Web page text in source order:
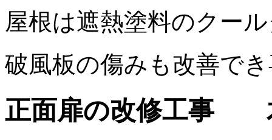
屋根は遮熱塗料のクー
破風板の傷みも改善で
正面扉の改修工事